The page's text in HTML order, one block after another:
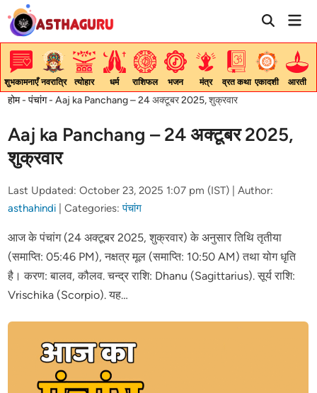
Skip
content
शुभकामनाएँ नवरात्रि त्योहार धर्म राशिफल भजन मंत्र व्रत कथा एकादशी आरती
होम-पंचांग-Aaj ka Panchang – 24 अक्टूबर 2025, शुक्रवार
Aaj ka Panchang – 24 अक्टूबर 2025,
शुक्रवार
Last Updated: October 23, 2025 1:07 pm (IST) |
Author:
asthahindi
Categories:पंचांग
आज के पंचांग (24 अक्टूबर 2025, शुक्रवार) के अनुसार तिथि तृतीया
(समाप्ति: 05:46 PM), नक्षत्र मूल (समाप्ति: 10:50 AM) तथा योग धृति
है। करण: बालव, कौलव. चन्द्र राशि: Dhanu (Sagittarius). सूर्य राशि:
Vrischika (Scorpio). यह…